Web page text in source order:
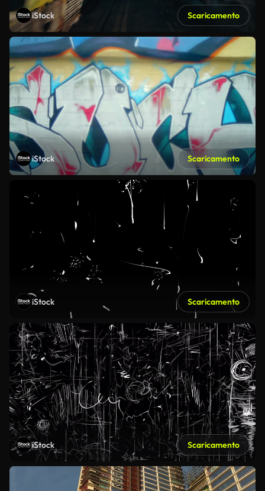
iStock Scaricamento
iStock Scaricamento
iStock Scaricamento
iStock Scaricamento